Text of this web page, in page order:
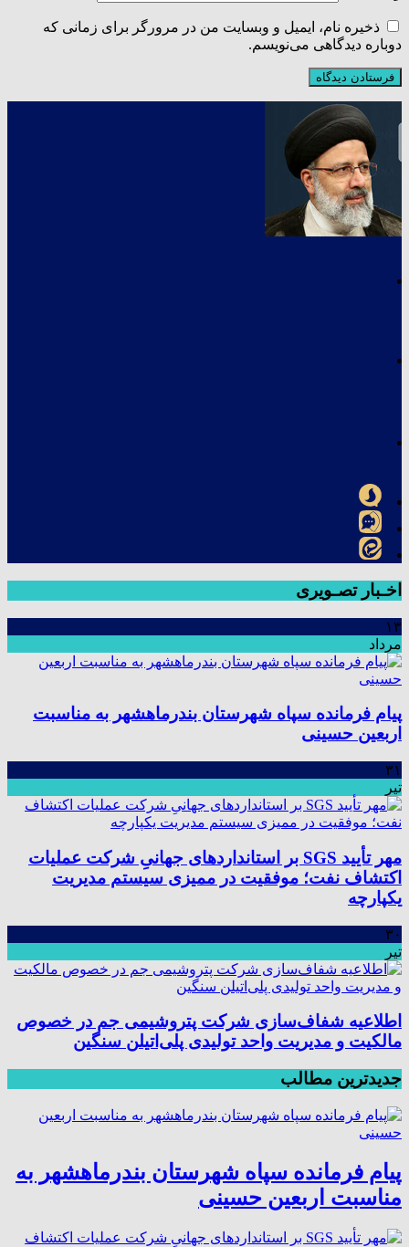
ذخیره نام، ایمیل و وبسایت من در مرورگر برای زمانی که
دوباره دیدگاهی می‌نویسم.
اخـبار تصـویری
۱۳
مرداد
پیام فرمانده سپاه شهرستان بندرماهشهر به مناسبت
اربعین حسینی
۳۱
تیر
مهر تأیید SGS بر استانداردهای جهانیِ شرکت عملیات
اکتشاف نفت؛ موفقیت در ممیزی سیستم مدیریت
یکپارچه
۳۰
تیر
اطلاعیه شفاف‌سازی شرکت پتروشیمی جم در خصوص
مالکیت و مدیریت واحد تولیدی پلی‌اتیلن سنگین
جدیدترین مطالب
پیام فرمانده سپاه شهرستان بندرماهشهر به
مناسبت اربعین حسینی